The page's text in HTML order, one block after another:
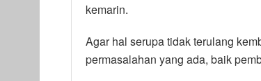
kemarin.
Agar hal serupa tidak terulang
permasalahan yang ada, baik